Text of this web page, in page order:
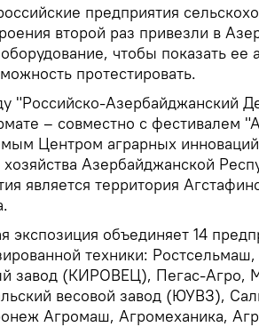
предприятия
второй раз привезли в
чтобы показать
протестировать.
"Российско-Азербайджанский
– совместно с фестивалем
Центром аграрных
хозяйства Азербайджанской
является территория
экспозиция объединяет 14
техники:
завод (КИРОВЕЦ), Пегас-Агро,
весовой завод (ЮУВЗ),
Агромаш, Агромеханика,